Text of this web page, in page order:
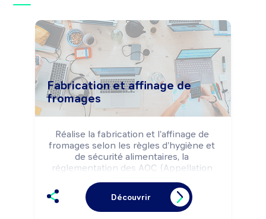
Fabrication et affinage de
fromages
Réalise la fabrication et l'affinage de
fromages selon les règles d'hygiène et
de sécurité alimentaires, la
réglementation des AOC (Appellation
qualité de l'entreprise.
Peut effectuer des opérations de
commercialisation des produits.
Découvrir